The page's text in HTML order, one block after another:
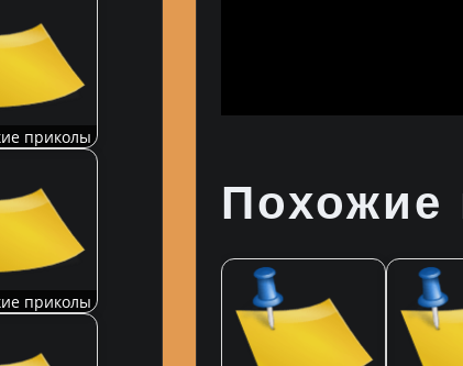
приколы
приколы
Похожие